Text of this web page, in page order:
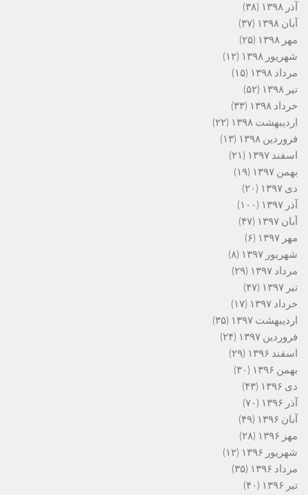
آذر ۱۳۹۸
(۳۸)
آبان ۱۳۹۸
(۳۷)
مهر ۱۳۹۸
(۲۵)
شهریور ۱۳۹۸
(۱۲)
مرداد ۱۳۹۸
(۱۵)
تیر ۱۳۹۸
(۵۲)
خرداد ۱۳۹۸
(۳۳)
اردیبهشت ۱۳۹۸
(۲۲)
فروردین ۱۳۹۸
(۱۳)
اسفند ۱۳۹۷
(۲۱)
بهمن ۱۳۹۷
(۱۹)
دی ۱۳۹۷
(۲۰)
آذر ۱۳۹۷
(۱۰۰)
آبان ۱۳۹۷
(۴۷)
مهر ۱۳۹۷
(۶)
شهریور ۱۳۹۷
(۸)
مرداد ۱۳۹۷
(۲۹)
تیر ۱۳۹۷
(۴۷)
خرداد ۱۳۹۷
(۱۷)
اردیبهشت ۱۳۹۷
(۳۵)
فروردین ۱۳۹۷
(۲۴)
اسفند ۱۳۹۶
(۲۹)
بهمن ۱۳۹۶
(۳۰)
دی ۱۳۹۶
(۴۳)
آذر ۱۳۹۶
(۷۰)
آبان ۱۳۹۶
(۴۹)
مهر ۱۳۹۶
(۲۸)
شهریور ۱۳۹۶
(۱۲)
مرداد ۱۳۹۶
(۳۵)
تیر ۱۳۹۶
(۴۰)